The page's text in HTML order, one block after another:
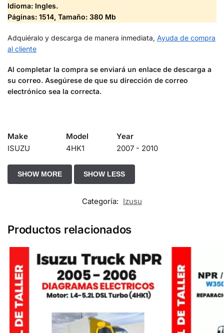
Idioma: Ingles.
Páginas: 1514, Tamaño: 380 Mb
Adquiéralo y descarga de manera inmediata, Ayuda de compra
al cliente
Al completar la compra se enviará un enlace de descarga a
su correo. Asegúrese de que su dirección de correo
electrónico sea la correcta.
Make Model
Year
ISUZU
4HK1 2007 - 2010
Categoría: Izusu
Productos relacionados